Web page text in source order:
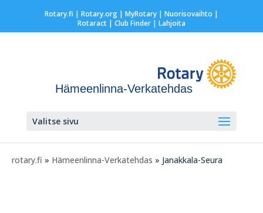
Rotary.fi | Rotary.org| MyRotary | Nuorisovaihto |
Rotaract| Club Finder| Lahjoita
Hämeenlinna-Verkatehdas
Valitse sivu
rotary.fi » Hämeenlinna-Verkatehdas » Janakkala-Seura